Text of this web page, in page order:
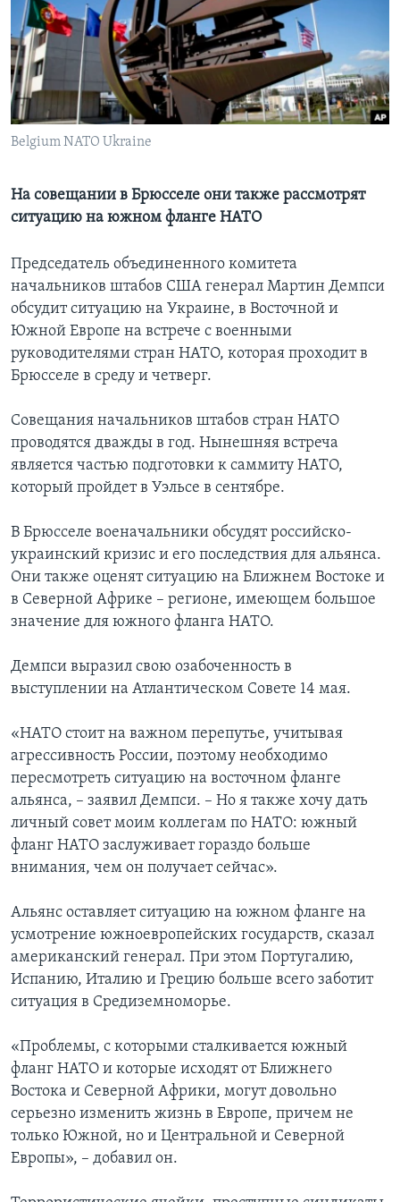
Learning English
СОЦИАЛЬНЫЕ СЕТИ
Belgium NATO Ukraine
На совещании в Брюсселе они также рассмотрят
ситуацию на южном фланге НАТО
Председатель объединенного комитета
начальников штабов США генерал Мартин Демпси
обсудит ситуацию на Украине, в Восточной и
Южной Европе на встрече с военными
руководителями стран НАТО, которая проходит в
Брюсселе в среду и четверг.
Совещания начальников штабов стран НАТО
проводятся дважды в год. Нынешняя встреча
является частью подготовки к саммиту НАТО,
который пройдет в Уэльсе в сентябре.
В Брюсселе военачальники обсудят российско-
украинский кризис и его последствия для альянса.
Они также оценят ситуацию на Ближнем Востоке и
в Северной Африке – регионе, имеющем большое
значение для южного фланга НАТО.
Демпси выразил свою озабоченность в
выступлении на Атлантическом Совете 14 мая.
«НАТО стоит на важном перепутье, учитывая
агрессивность России, поэтому необходимо
пересмотреть ситуацию на восточном фланге
альянса, – заявил Демпси. – Но я также хочу дать
личный совет моим коллегам по НАТО: южный
фланг НАТО заслуживает гораздо больше
внимания, чем он получает сейчас».
Альянс оставляет ситуацию на южном фланге на
усмотрение южноевропейских государств, сказал
американский генерал. При этом Португалию,
Испанию, Италию и Грецию больше всего заботит
ситуация в Средиземноморье.
«Проблемы, с которыми сталкивается южный
фланг НАТО и которые исходят от Ближнего
Востока и Северной Африки, могут довольно
серьезно изменить жизнь в Европе, причем не
только Южной, но и Центральной и Северной
Европы», – добавил он.